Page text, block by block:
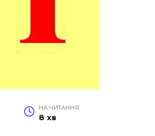
НА ЧИТАННЯ
8 хв